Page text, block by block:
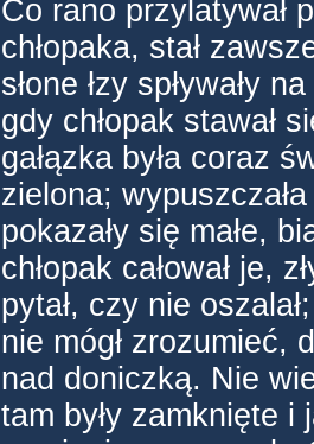
Co rano przylatywał
chłopaka, stał
słone łzy spływały
gdy chłopak stawał
gałązka była coraz
zielona;
pokazały się małe,
chłopak całował je,
pytał, czy nie
nie mógł zrozumieć,
nad doniczką. Nie
tam były zamknięte